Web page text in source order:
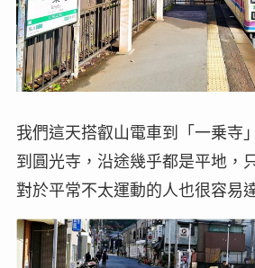
我們這天搭叡山電車到「一乗寺
到圓光寺，沿途幾乎都是平地，
對於平常不太運動的人也很容易